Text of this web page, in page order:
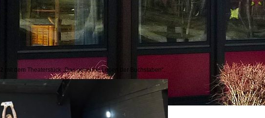
dem Theaterstück „Das geheime Leben der Buchstaben“.